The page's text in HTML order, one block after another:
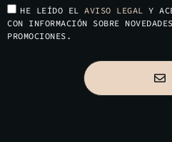
HE LEÍDO EL AVISO LEGAL Y
CON INFORMACIÓN SOBRE
PROMOCIONES.